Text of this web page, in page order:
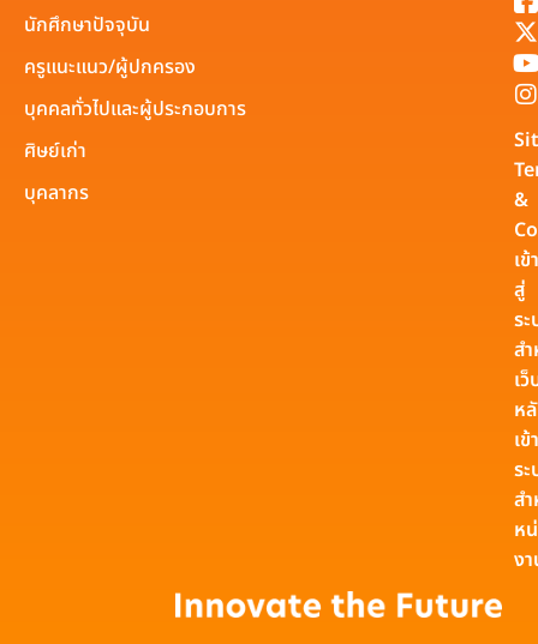
นักศึกษาปัจจุบัน
ครูแนะแนว/ผู้ปกครอง
บุคคลทั่วไปและผู้ประกอบการ
ศิษย์เก่า
บุคลากร
&
เข้า
สู่
ร
ส
เ
ห
เข้
ร
ส
ห
ง